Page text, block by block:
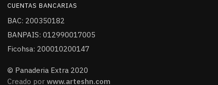
CUENTAS BANCARIAS
BAC: 200350182
BANPAIS: 012990017005
Ficohsa: 200010200147
© Panaderia Extra 2020
Creado por www.arteshn.com